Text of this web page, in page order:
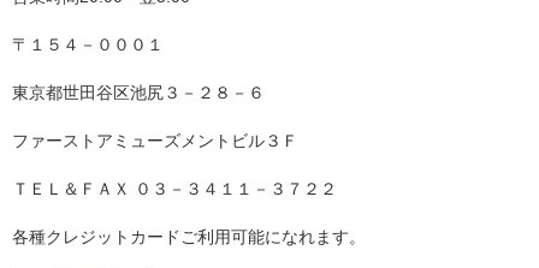
〒１５４－０００１
東京都世田谷区池尻３－２８－６
ファーストアミューズメントビル３Ｆ
ＴＥＬ＆ＦＡＸ ‪０３－３４１１－３７２２‬
各種クレジットカードご利用可能になれます。